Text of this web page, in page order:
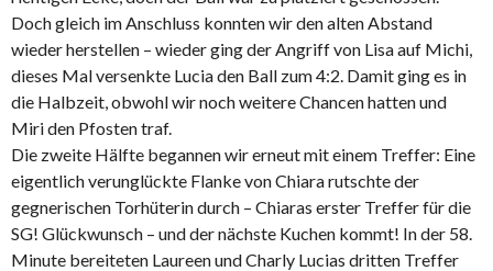
Doch gleich im Anschluss konnten wir den alten Abstand
wieder herstellen – wieder ging der Angriff von Lisa auf Michi,
dieses Mal versenkte Lucia den Ball zum 4:2. Damit ging es in
die Halbzeit, obwohl wir noch weitere Chancen hatten und
Miri den Pfosten traf.
Die zweite Hälfte begannen wir erneut mit einem Treffer: Eine
eigentlich verunglückte Flanke von Chiara rutschte der
gegnerischen Torhüterin durch – Chiaras erster Treffer für die
SG! Glückwunsch – und der nächste Kuchen kommt! In der 58.
Minute bereiteten Laureen und Charly Lucias dritten Treffer